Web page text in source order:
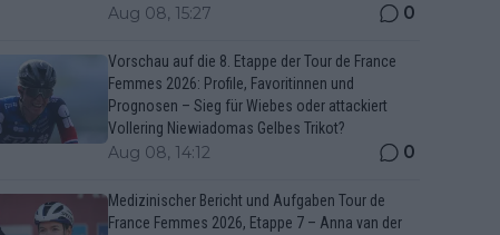
Aug 08, 15:27 0
Vorschau auf die 8. Etappe der Tour de France
Femmes 2026: Profile, Favoritinnen und
Prognosen – Sieg für Wiebes oder attackiert
Vollering Niewiadomas Gelbes Trikot?
Aug 08, 14:12 0
Medizinischer Bericht und Aufgaben Tour de
France Femmes 2026, Etappe 7 – Anna van der